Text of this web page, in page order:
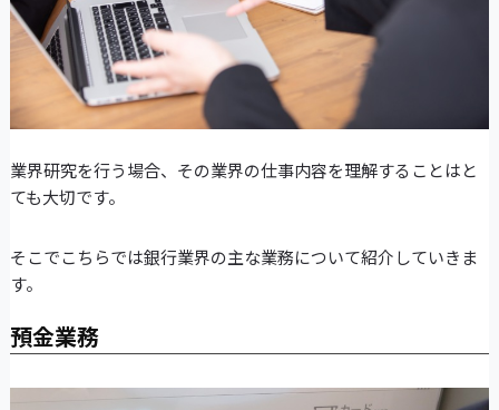
業界研究を行う場合、その業界の仕事内容を理解することはと
ても大切です。
そこでこちらでは銀行業界の主な業務について紹介していきま
す。
預金業務